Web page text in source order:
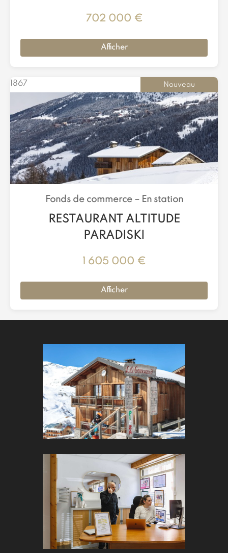
702 000 €
Afficher
1867 Nouveau
Fonds de commerce – En station
RESTAURANT ALTITUDE
PARADISKI
1 605 000 €
Afficher